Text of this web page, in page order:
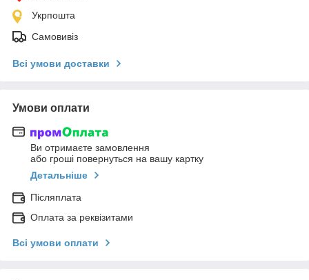
Укрпошта
Самовивіз
Всі умови доставки
Умови оплати
Ви отримаєте замовлення
або гроші повернуться на вашу картку
Детальніше
Післяплата
Оплата за реквізитами
Всі умови оплати